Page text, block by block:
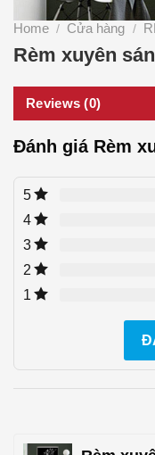
Home / Cửa hàng /
Rèm xuyên
Reviews (0)
Đánh giá Rèm
5
4
3
2
1